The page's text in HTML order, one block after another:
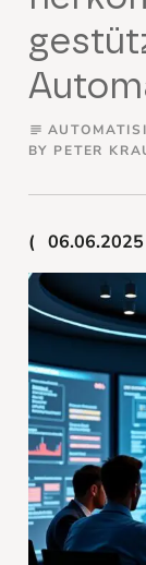
subject
BY PETER
06.06.2025